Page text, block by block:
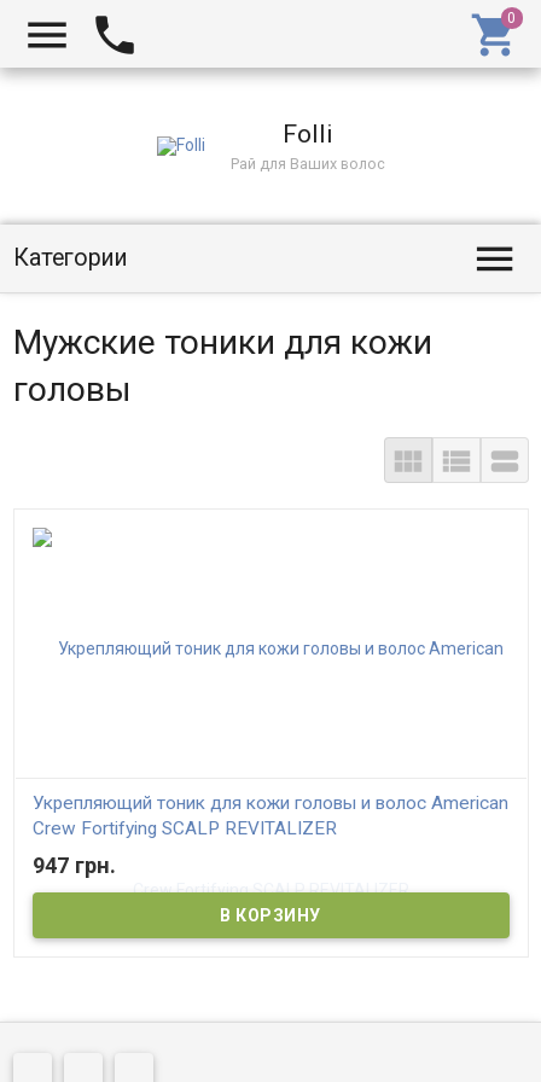
Folli
Рай для Ваших волос
Категории
Мужские тоники для кожи
головы
Укрепляющий тоник для кожи головы и волос American
Crew Fortifying SCALP REVITALIZER
947 грн.